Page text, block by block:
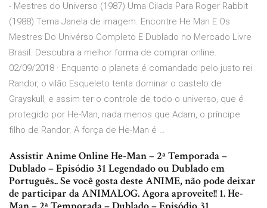
- Mestres do Universo (1987) Uma Cilada Para Roger Rabbit
(1988) Tema Janela de imagem. Encontre He Man E Os
Mestres Do Univérso Completo E Dublado no Mercado Livre
Brasil. Descubra a melhor forma de comprar online.
02/09/2018 · Enquanto o planeta é comandado pelo justo rei
Randor, o vilão Esqueleto tenta dominar o castelo de
Grayskull, e assim ter o controle de todo o universo, que é
protegido por He-Man, nada menos que Adam, o príncipe
filho de Randor. A força de He-Man é …
Assistir Anime Online He-Man – 2ª Temporada –
Dublado – Episódio 31 Legendado ou Dublado em
Português.. Se você gosta deste ANIME, não pode deixar
de participar da ANIMALOG. Agora aproveite!! 1. He-